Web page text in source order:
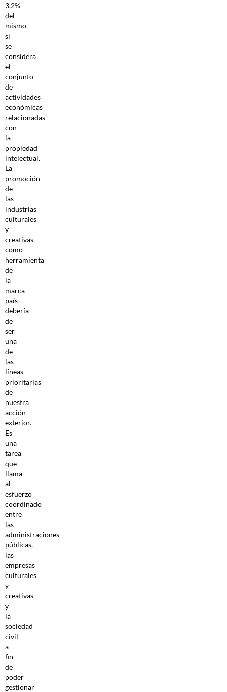
3,2%
del
mismo
si
se
considera
el
conjunto
de
actividades
económicas
relacionadas
con
la
propiedad
intelectual.
La
promoción
de
las
industrias
culturales
y
creativas
como
herramienta
de
la
marca
país
debería
de
ser
una
de
las
líneas
prioritarias
de
nuestra
acción
exterior.
Es
una
tarea
que
llama
al
esfuerzo
coordinado
entre
las
administraciones
públicas,
las
empresas
culturales
y
creativas
y
la
sociedad
civil
a
fin
de
poder
gestionar